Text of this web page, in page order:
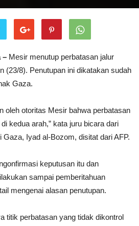
– Mesir menutup perbatasan jalur
(23/8). Penutupan ini dikatakan sudah
Gaza.
oleh otoritas Mesir bahwa perbatasan
kedua arah,” kata juru bicara dari
Gaza, Iyad al-Bozom, disitat dari AFP.
keputusan itu dan
sampai pemberitahuan
mengenai alasan penutupan.
titik perbatasan yang tidak dikontrol